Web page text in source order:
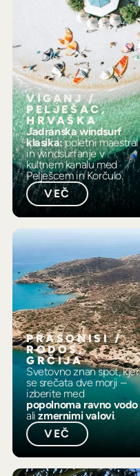
VIGANJ /
PELJEŠAC,
HRVAŠKA
Jadranska windsurf
klasika:poletni maestral
in windsurfanje v
kultnem kanalu med
Pelješcem in Korčulo.
VEČ
PRASONISI /
RODOS,
GRČIJA
Svetovno znan spot, kjer
se srečata dve morji –
izberite med
popolnoma ravno vodo
alizmernimi valovi.
VEČ